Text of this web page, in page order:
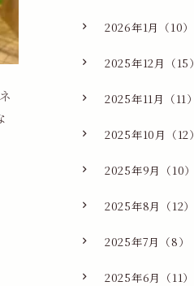
2026年1月（10）
2025年12月（15）
2025年11月（11）
2025年10月（12）
2025年9月（10）
2025年8月（12）
2025年7月（8）
2025年6月（11）